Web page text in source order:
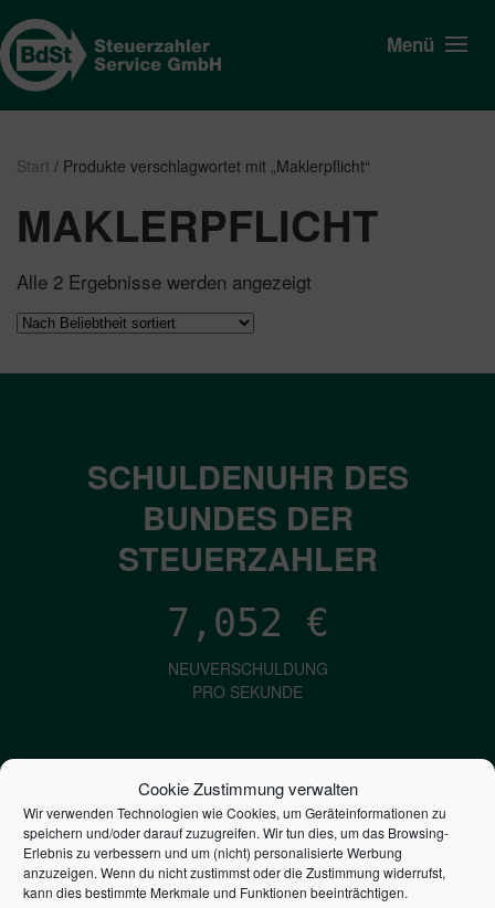
Cookie Zustimmung verwalten
Wir verwenden Technologien wie Cookies, um Geräteinformationen zu
speichern und/oder darauf zuzugreifen. Wir tun dies, um das Browsing-
Erlebnis zu verbessern und um (nicht) personalisierte Werbung
anzuzeigen. Wenn du nicht zustimmst oder die Zustimmung widerrufst,
kann dies bestimmte Merkmale und Funktionen beeinträchtigen.
Menü
Start / Produkte verschlagwortet mit „Maklerpflicht“
MAKLERPFLICHT
Alle 2 Ergebnisse werden angezeigt
SCHULDENUHR DES
BUNDES DER
STEUERZAHLER
7,052 €
NEUVERSCHULDUNG
PRO SEKUNDE
1,601€
ZINSEN
PRO SEKUNDE